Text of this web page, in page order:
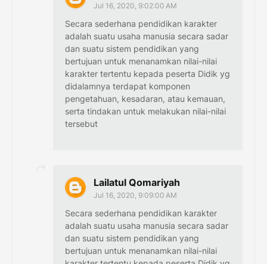
Jul 16, 2020, 9:02:00 AM
Secara sederhana pendidikan karakter
adalah suatu usaha manusia secara sadar
dan suatu sistem pendidikan yang
bertujuan untuk menanamkan nilai-nilai
karakter tertentu kepada peserta Didik yg
didalamnya terdapat komponen
pengetahuan, kesadaran, atau kemauan,
serta tindakan untuk melakukan nilai-nilai
tersebut
Lailatul Qomariyah
Jul 16, 2020, 9:09:00 AM
Secara sederhana pendidikan karakter
adalah suatu usaha manusia secara sadar
dan suatu sistem pendidikan yang
bertujuan untuk menanamkan nilai-nilai